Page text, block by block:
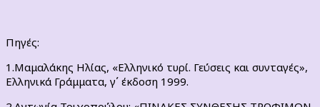
Πηγές:
1.Μαμαλάκης Ηλίας, «Ελληνικό τυρί. Γεύσεις και συνταγές»,
Ελληνικά Γράμματα, γ΄ έκδοση 1999.